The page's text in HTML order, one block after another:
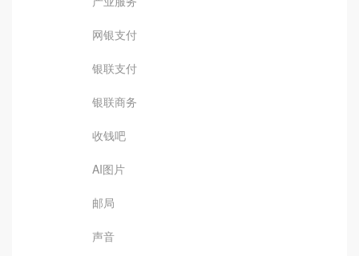
网银支付
银联支付
银联商务
收钱吧
AI图片
邮局
声音